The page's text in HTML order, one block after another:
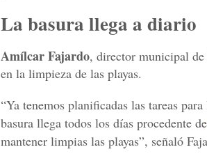
La basura llega a diario
Amílcar Fajardo, director municipal de
en la limpieza de las playas.
“Ya tenemos planificadas las tareas
basura llega todos los días procedente de
mantener limpias las playas”, señaló